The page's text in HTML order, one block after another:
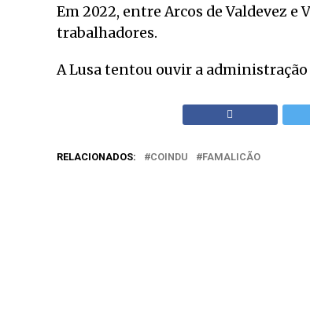
Em 2022, entre Arcos de Valdevez e
trabalhadores.
A Lusa tentou ouvir a administração
RELACIONADOS: COINDU FAMALICÃO